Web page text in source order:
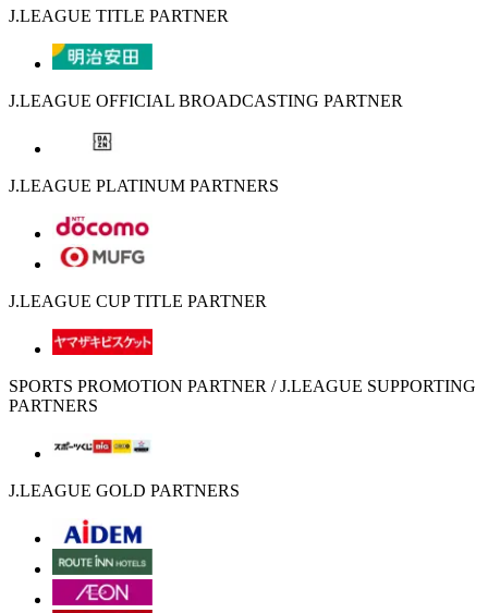
J.LEAGUE TITLE PARTNER
J.LEAGUE OFFICIAL BROADCASTING PARTNER
J.LEAGUE PLATINUM PARTNERS
J.LEAGUE CUP TITLE PARTNER
SPORTS PROMOTION PARTNER / J.LEAGUE SUPPORTING
PARTNERS
J.LEAGUE GOLD PARTNERS